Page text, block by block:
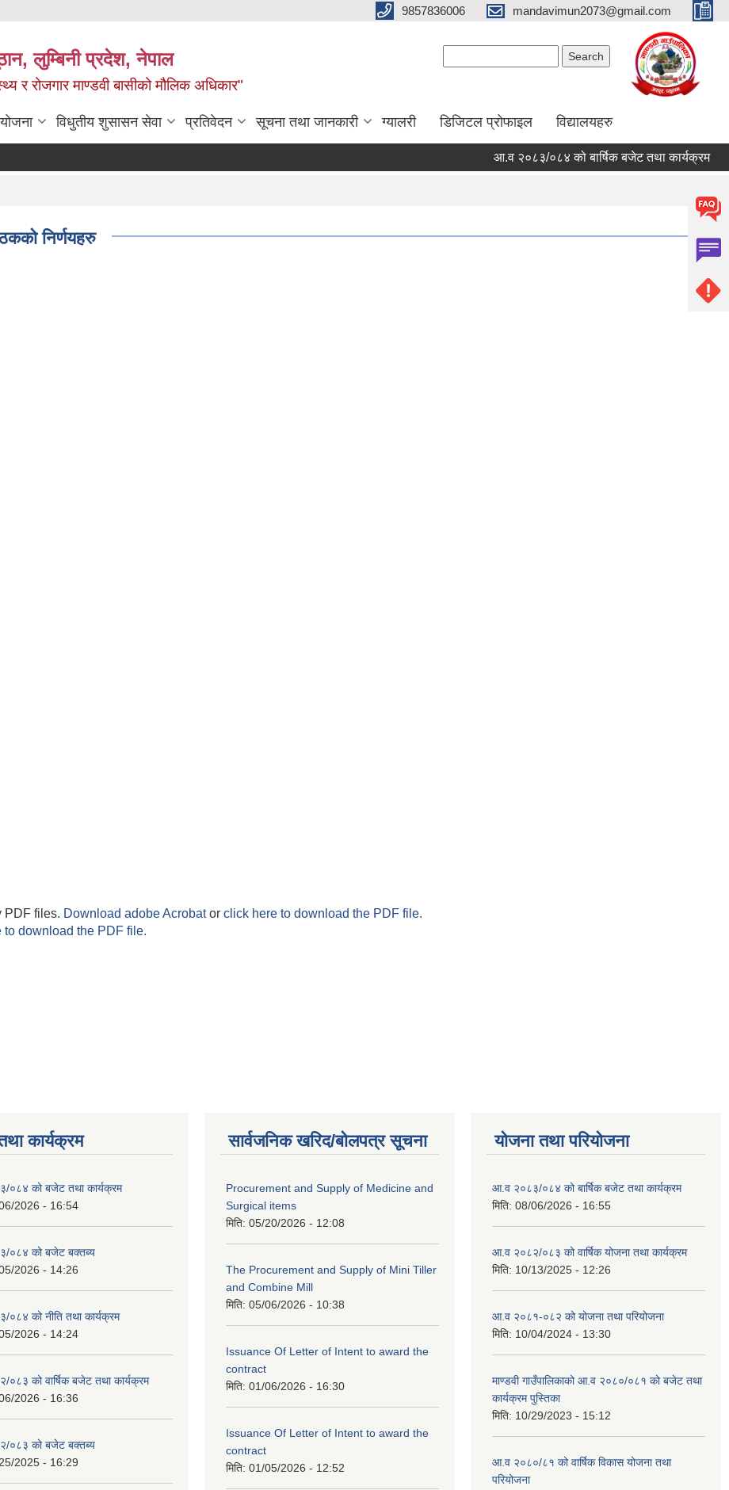
9857836006 mandavimun2073@gmail.com
लुम्बिनी प्रदेश, नेपाल
र रोजगार माण्डवी बासीको मौलिक अधिकार"
विधुतीय शुसासन सेवा प्रतिवेदन सूचना तथा जानकारी ग्यालरी डिजिटल प्रोफाइल विद्यालयहरु
आ.व २०८३/०८४ को बार्षिक बजेट तथा कार्यक्रम आ.व
निर्णयहरु
PDF files. Download adobe Acrobator click here to download the PDF file.
to download the PDF file.
कार्यक्रम
०८४ को बजेट तथा कार्यक्रम
2026 - 16:54
०८४ को बजेट बक्तब्य
2026 - 14:26
को नीति तथा कार्यक्रम
2026 - 14:24
को वार्षिक बजेट तथा कार्यक्रम
2026 - 16:36
०८३ को बजेट बक्तब्य
2025 - 16:29
सार्वजनिक खरिद/बोलपत्र सूचना
Procurement and Supply of Medicine and
Surgical items
मिति: 05/20/2026 - 12:08
The Procurement and Supply of Mini Tiller
and Combine Mill
मिति: 05/06/2026 - 10:38
Issuance Of Letter of Intent to award the
contract
मिति: 01/06/2026 - 16:30
Issuance Of Letter of Intent to award the
contract
मिति: 01/05/2026 - 12:52
योजना तथा परियोजना
आ.व २०८३/०८४ को बार्षिक बजेट तथा कार्यक्रम
मिति: 08/06/2026 - 16:55
आ.व २०८२/०८३ को वार्षिक योजना तथा कार्यक्रम
मिति: 10/13/2025 - 12:26
आ.व २०८१-०८२ को योजना तथा परियोजना
मिति: 10/04/2024 - 13:30
माण्डवी गाउँपालिकाको आ.व २०८०/०८१ को बजेट तथा
कार्यक्रम पुस्तिका
मिति: 10/29/2023 - 15:12
आ.व २०८०/८१ को वार्षिक विकास योजना तथा
परियोजना